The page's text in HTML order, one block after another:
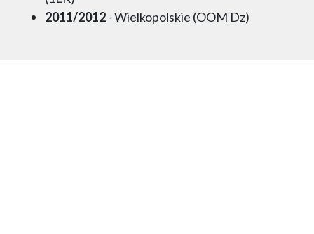
2011/2012- Wielkopolskie (OOM Dz)